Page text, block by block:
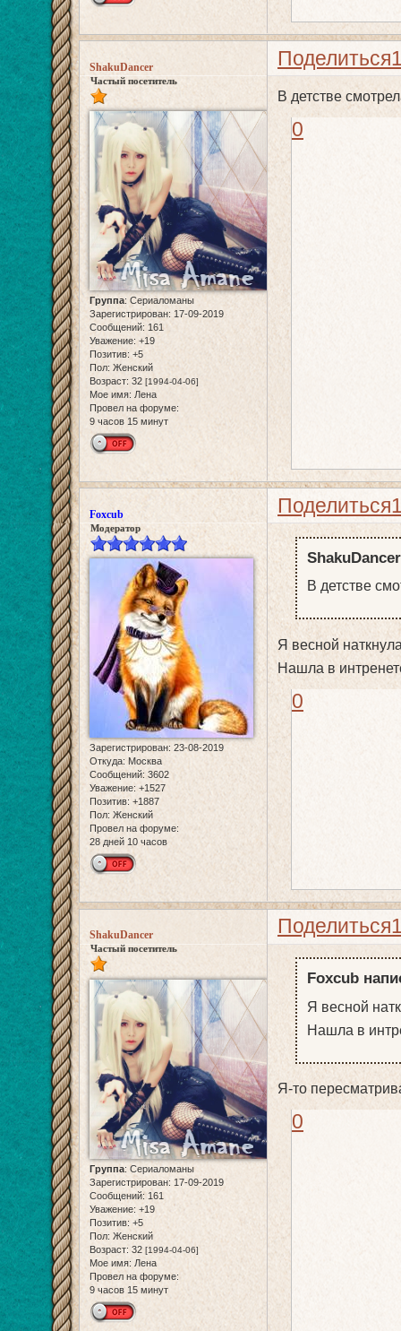
Поделиться
ShakuDancer
Частый посетитель
Группа: Сериаломаны
Зарегистрирован: 17-09-2019
Сообщений: 161
Уважение: +19
Позитив: +5
Пол: Женский
Возраст: 32 [1994-04-06]
Мое имя: Лена
Провел на форуме:
9 часов 15 минут
В детстве
0
Поделиться
Foxcub
Модератор
Зарегистрирован: 23-08-2019
Откуда: Москва
Сообщений: 3602
Уважение: +1527
Позитив: +1887
Пол: Женский
Провел на форуме:
28 дней 10 часов
В детстве
Я весной
Нашла в
0
Поделиться
ShakuDancer
Частый посетитель
Группа: Сериаломаны
Зарегистрирован: 17-09-2019
Сообщений: 161
Уважение: +19
Позитив: +5
Пол: Женский
Возраст: 32 [1994-04-06]
Мое имя: Лена
Провел на форуме:
9 часов 15 минут
Foxcub
Я весной
Нашла в
Я-то
0